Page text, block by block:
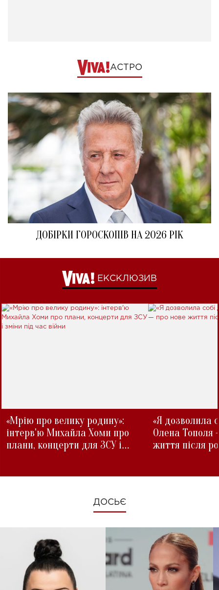
АСТРО
ДОБІРКИ ГОРОСКОПІВ НА 2026 РІК
ЕКСКЛЮЗИВ
«Мрію про велику родину»:
інтерв'ю Михайла Хоми про
плани, концерти для ЗСУ і
«Я дозволила
Олена Тополя
життя після
ДОСЬЄ